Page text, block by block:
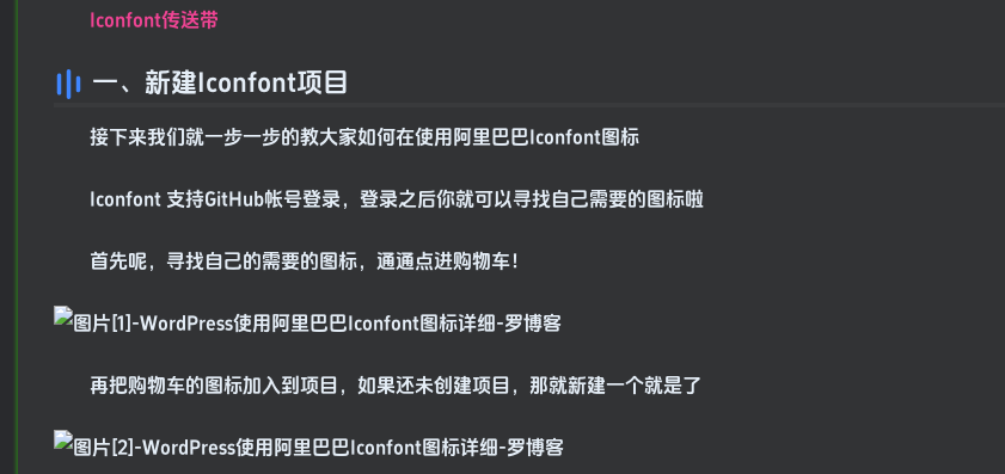
Iconfont传送带
一、新建Iconfont项目
接下来我们就一步一步的教大家如何在使用阿里巴巴Iconfont图标
Iconfont 支持GitHub帐号登录，登录之后你就可以寻找自己需要的图标啦
首先呢，寻找自己的需要的图标，通通点进购物车！
再把购物车的图标加入到项目，如果还未创建项目，那就新建一个就是了